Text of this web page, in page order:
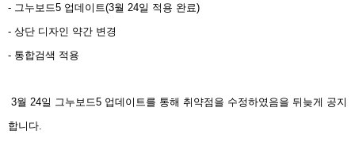
- 그누보드5 업데이트(3월 24일 적용 완료)
- 상단 디자인 약간 변경
- 통합검색 적용
3월 24일 그누보드5 업데이트를 통해 취약점을 수정하였음을 뒤늦게 공지
합니다.